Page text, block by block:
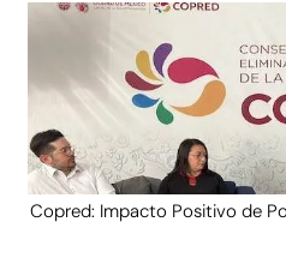
Copred: Impacto Positivo de